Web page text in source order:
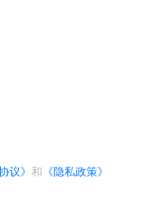
议》和 《隐私政策》